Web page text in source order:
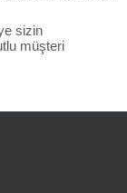
sizin
müşteri